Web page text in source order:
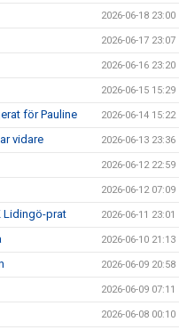
2026-06-18 23:00
2026-06-17 23:07
2026-06-16 23:20
2026-06-15 15:29
för Pauline 2026-06-14 15:22
vidare 2026-06-13 23:36
2026-06-12 22:59
2026-06-12 07:09
Lidingö-prat 2026-06-11 23:01
2026-06-10 21:13
2026-06-09 20:58
2026-06-09 07:11
2026-06-08 00:10